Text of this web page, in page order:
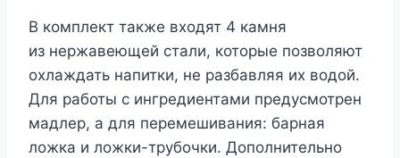
В комплект также входят 4 камня
из нержавеющей стали, которые позволяют
охлаждать напитки, не разбавляя их водой.
Для работы с ингредиентами предусмотрен
мадлер, а для перемешивания: барная
ложка и ложки-трубочки. Дополнительно